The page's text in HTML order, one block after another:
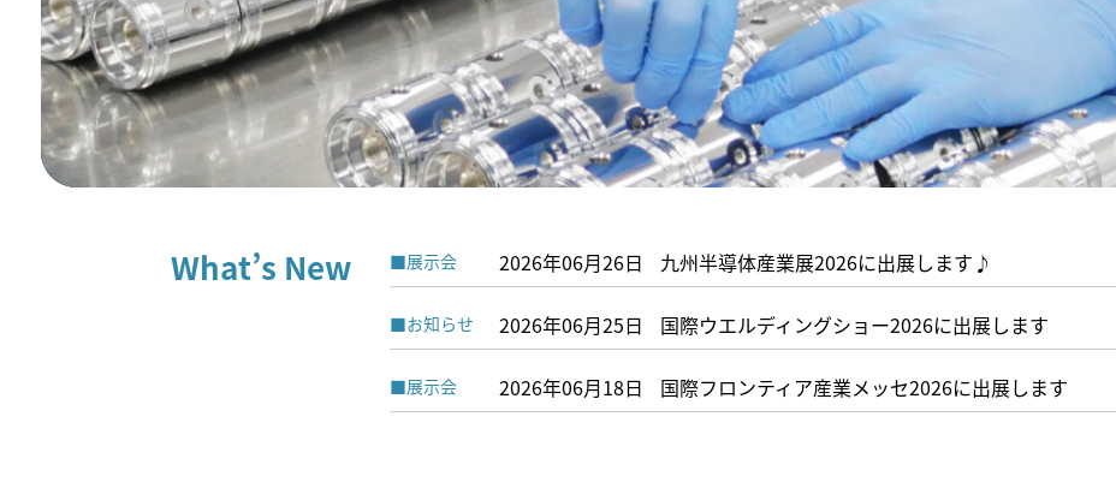
What’s New ■展示会 2026年06月26日 九州半導体産業展2026に出展します♪
■お知らせ 2026年06月25日 国際ウエルディングショー2026に出展します
■展示会 2026年06月18日 国際フロンティア産業メッセ2026に出展します